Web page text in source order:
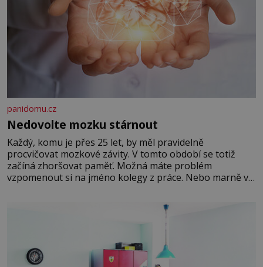
panidomu.cz
Nedovolte mozku stárnout
Každý, komu je přes 25 let, by měl pravidelně
procvičovat mozkové závity. V tomto období se totiž
začíná zhoršovat paměť. Možná máte problém
vzpomenout si na jméno kolegy z práce. Nebo marně v